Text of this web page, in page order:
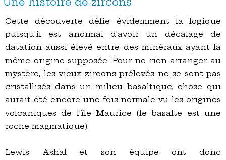
Cette découverte défie évidemment la logique
puisqu'il est anormal d'avoir un décalage de
datation aussi élevé entre des minéraux ayant la
même origine supposée. Pour ne rien arranger au
mystère, les vieux zircons prélevés ne se sont pas
cristallisés dans un milieu basaltique, chose qui
aurait été encore une fois normale vu les origines
volcaniques de l'île Maurice (le basalte est une
roche magmatique).
Lewis Ashal et son équipe ont donc